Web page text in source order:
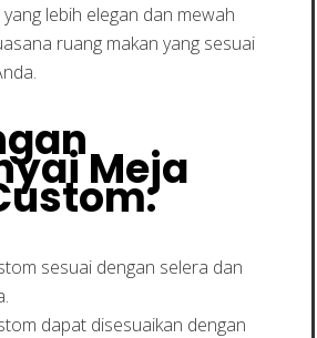
lebih elegan dan mewah
ruang makan yang sesuai
Meja
sesuai dengan selera dan
dapat disesuaikan dengan